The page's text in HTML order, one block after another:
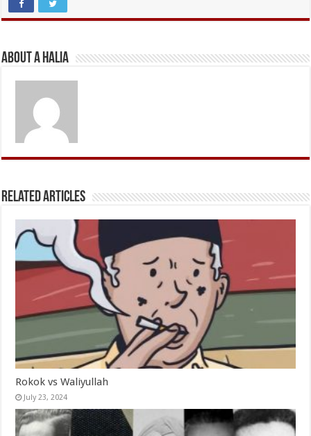
About A Halia
Related Articles
Rokok vs Waliyullah
July 23, 2024